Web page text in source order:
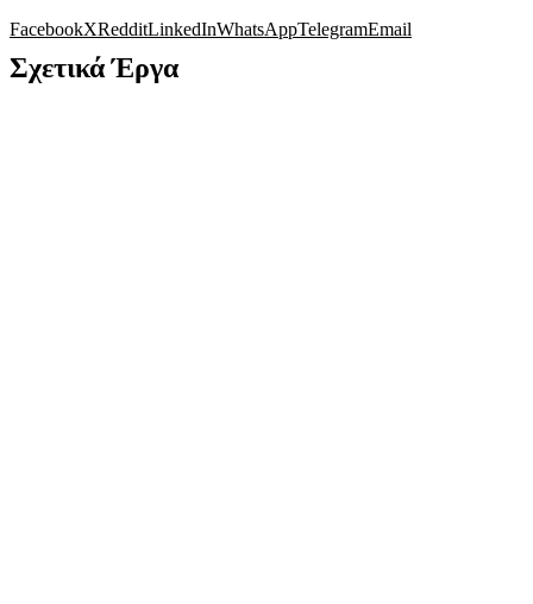
FacebookXRedditLinkedInWhatsAppTelegramEmail
Σχετικά Έργα